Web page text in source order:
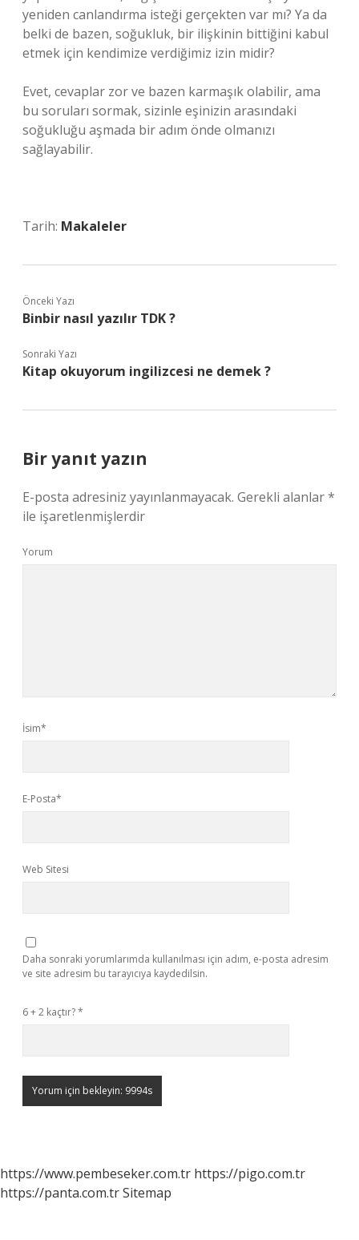
yeniden canlandırma isteği gerçekten var mı? Ya da
belki de bazen, soğukluk, bir ilişkinin bittiğini kabul
etmek için kendimize verdiğimiz izin midir?
Evet, cevaplar zor ve bazen karmaşık olabilir, ama
bu soruları sormak, sizinle eşinizin arasındaki
soğukluğu aşmada bir adım önde olmanızı
sağlayabilir.
Tarih: Makaleler
Önceki Yazı
Binbir nasıl yazılır TDK ?
Sonraki Yazı
Kitap okuyorum ingilizcesi ne demek ?
Bir yanıt yazın
E-posta adresiniz yayınlanmayacak. Gerekli alanlar*
ile işaretlenmişlerdir
Yorum
İsim*
E-Posta*
Web Sitesi
Daha sonraki yorumlarımda kullanılması için adım, e-posta adresim
ve site adresim bu tarayıcıya kaydedilsin.
6 + 2 kaçtır?*
https://www.pembeseker.com.tr https://pigo.com.tr
https://panta.com.trSitemap